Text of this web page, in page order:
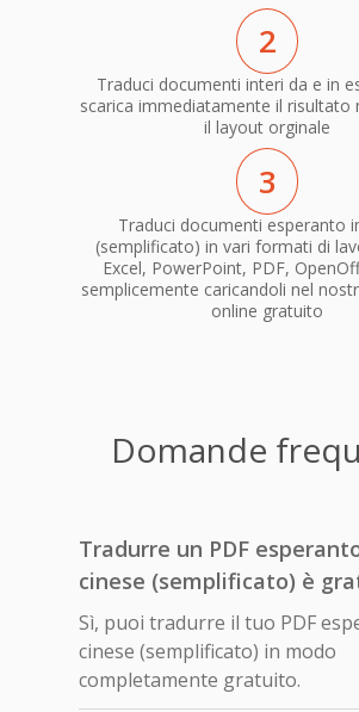
2
Traduci documenti interi da e in
scarica immediatamente il risultato
il layout orginale
3
Traduci documenti esperanto
(semplificato) in vari formati di
Excel, PowerPoint, PDF,
semplicemente caricandoli nel
online gratuito
Domande
Tradurre un PDF
cinese (semplificato) è
Sì, puoi tradurre il tuo PDF
cinese (semplificato) in modo
completamente gratuito.